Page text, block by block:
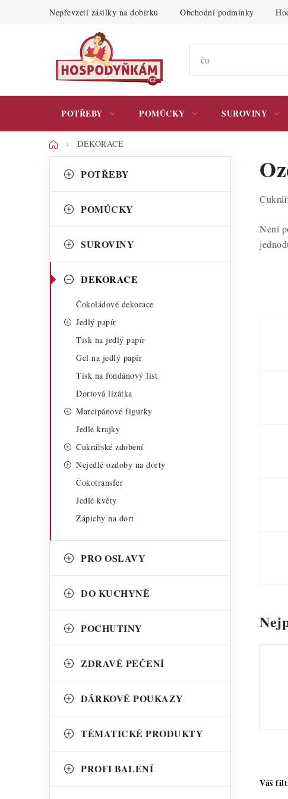
Nepřevzetí zásilky na dobírku Obchodní podmínky
POTŘEBY POMŮCKY SUROVINY
DomůDEKORACE
o
t
r
a
kategorie
a
e
o
r
POTŘEBY
POMŮCKY
SUROVINY
DEKORACE
Čokoládové dekorace
Jedlý papír
Tisk na jedlý papír
Gel na jedlý papír
Tisk na fondánový list
Dortová lízátka
Marcipánové figurky
Jedlé krajky
Cukrářské zdobení
Nejedlé ozdoby na dorty
Čokotransfer
Jedlé květy
Zápichy na dort
PRO OSLAVY
DO KUCHYNĚ
POCHUTINY
ZDRAVÉ PEČENÍ
DÁRKOVÉ POUKAZY
TÉMATICKÉ PRODUKTY
PROFI BALENÍ
Není
Váš